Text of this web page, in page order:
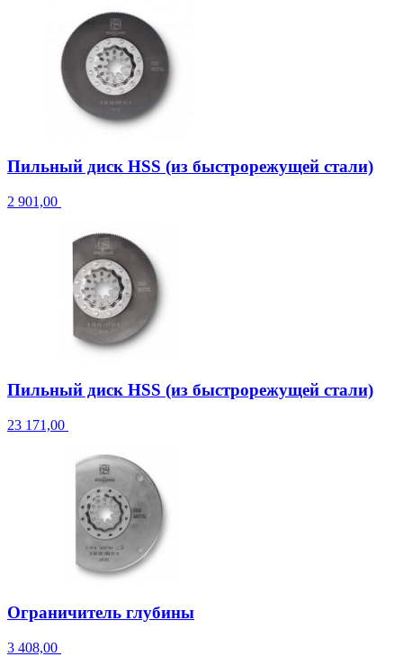
Пильный диск HSS (из быстрорежущей стали)
2 901,00
Пильный диск HSS (из быстрорежущей стали)
23 171,00
Ограничитель глубины
3 408,00